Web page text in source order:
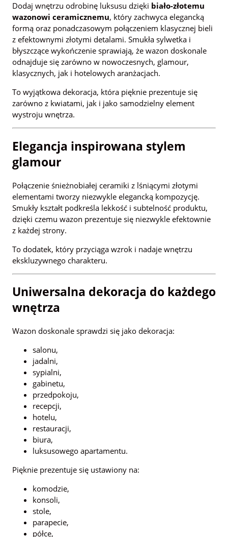
Dodaj wnętrzu odrobinę luksusu dzięki biało-złotemu
wazonowi ceramicznemu, który zachwyca elegancką
formą oraz ponadczasowym połączeniem klasycznej bieli
z efektownymi złotymi detalami. Smukła sylwetka i
błyszczące wykończenie sprawiają, że wazon doskonale
odnajduje się zarówno w nowoczesnych, glamour,
klasycznych, jak i hotelowych aranżacjach.
To wyjątkowa dekoracja, która pięknie prezentuje się
zarówno z kwiatami, jak i jako samodzielny element
wystroju wnętrza.
Elegancja inspirowana stylem
glamour
Połączenie śnieżnobiałej ceramiki z lśniącymi złotymi
elementami tworzy niezwykle elegancką kompozycję.
Smukły kształt podkreśla lekkość i subtelność produktu,
dzięki czemu wazon prezentuje się niezwykle efektownie
z każdej strony.
To dodatek, który przyciąga wzrok i nadaje wnętrzu
ekskluzywnego charakteru.
Uniwersalna dekoracja do każdego
wnętrza
Wazon doskonale sprawdzi się jako dekoracja:
salonu,
jadalni,
sypialni,
gabinetu,
przedpokoju,
recepcji,
hotelu,
restauracji,
biura,
luksusowego apartamentu.
Pięknie prezentuje się ustawiony na:
komodzie,
konsoli,
stole,
parapecie,
półce,